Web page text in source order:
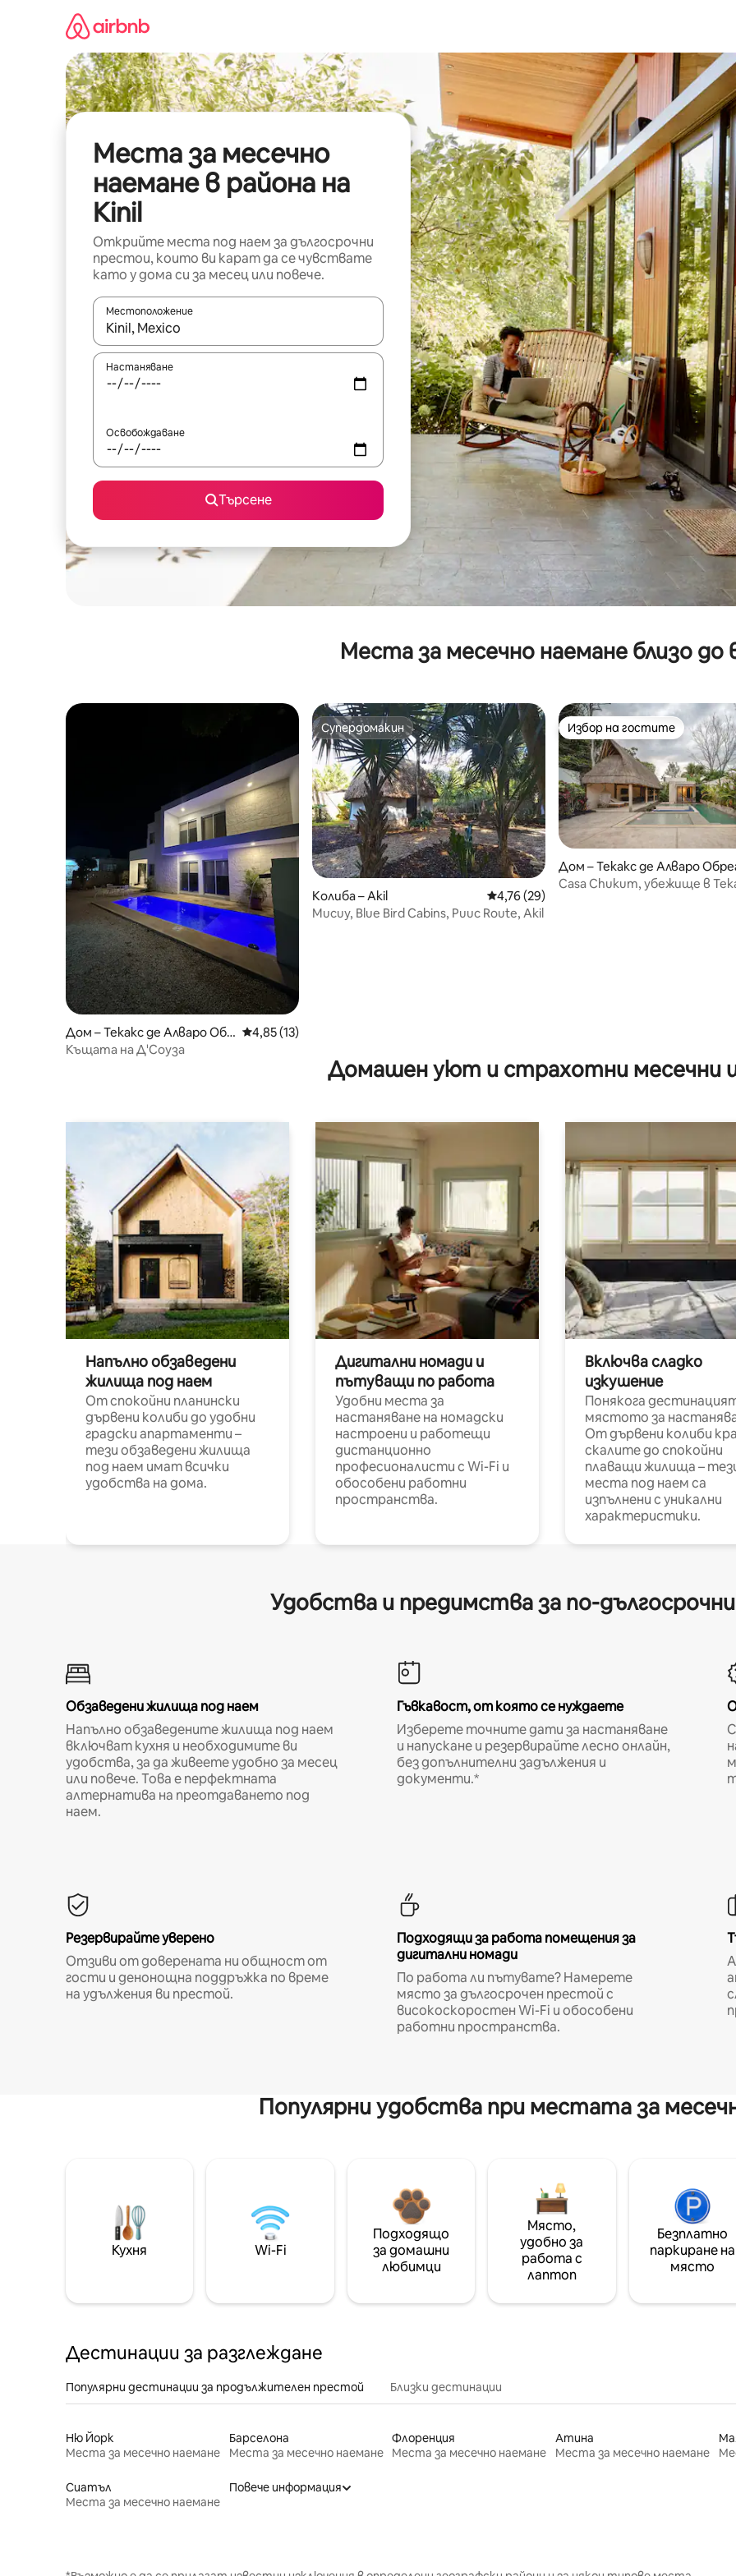
съдържанието
Места за месечно
наемане в района на
Kinil
Открийте места под наем за дългосрочни
престои, които ви карат да се чувствате
като у дома си за месец или повече.
Местоположение
Когато резултатите се покажат, използвайте клавишите със стрелки нагоре и надолу или навигирайте с
Настаняване
Освобождаване
Търсене
Места за месечно наемане близо до
Дом – Текакс де Алваро Обр
егон
Средна оценка: 4,85 от 5, 13 отзива
4,85 (13)
Къщата на Д'Соуза
Супердомакин
Супердомакин
Колиба – Akil Средна оценка: 4,76 от 5, 29 отзива
4,76 (29)
Mucuy, Blue Bird Cabins, Puuc Route, Akil
Избор на гостите
Избор на гостите
Дом – Текакс де Алваро
н
Casa Chukum, убежище в
Домашен уют и страхотни месечни
Напълно обзаведени
жилища под наем
От спокойни планински
дървени колиби до удобни
градски апартаменти –
тези обзаведени жилища
под наем имат всички
удобства на дома.
Дигитални номади и
пътуващи по работа
Удобни места за
настаняване на номадски
настроени и работещи
дистанционно
професионалисти с Wi-Fi и
обособени работни
пространства.
Включва сладко
изкушение
Понякога
мястото за
От дървени колиби
скалите до спокойни
плаващи жилища –
места под наем са
изпълнени с уникални
характеристики.
Удобства и предимства за по-
Обзаведени жилища под наем
Напълно обзаведените жилища под наем
включват кухня и необходимите ви
удобства, за да живеете удобно за месец
или повече. Това е перфектната
алтернатива на преотдаването под
наем.
Гъвкавост, от която се нуждаете
Изберете точните дати за настаняване
и напускане и резервирайте лесно онлайн,
без допълнителни задължения и
документи.*
Резервирайте уверено
Отзиви от доверената ни общност от
гости и денонощна поддръжка по време
на удължения ви престой.
Подходящи за работа помещения за
дигитални номади
По работа ли пътувате? Намерете
място за дългосрочен престой с
високоскоростен Wi-Fi и обособени
работни пространства.
Популярни удобства при местата за
Кухня Wi-Fi
Подходящо
за домашни
любимци
Място,
удобно за
работа с
лаптоп
Безплатно
паркиране на
място
Дестинации за разглеждане
Популярни дестинации за продължителен престой Близки дестинации
Ню Йорк
Места за месечно наемане
Барселона
Места за месечно наемане
Флоренция
Места за месечно наемане
Атина
Места за месечно наемане
Сиатъл
Места за месечно наемане
Повече информация